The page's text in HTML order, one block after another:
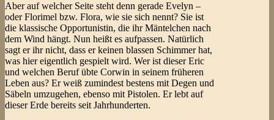
Aber auf welcher Seite steht denn gerade Evelyn –
oder Florimel bzw. Flora, wie sie sich nennt? Sie ist
die klassische Opportunistin, die ihr Mäntelchen nach
dem Wind hängt. Nun heißt es aufpassen. Natürlich
sagt er ihr nicht, dass er keinen blassen Schimmer hat,
was hier eigentlich gespielt wird. Wer ist dieser Eric
und welchen Beruf übte Corwin in seinem früheren
Leben aus? Er weiß zumindest bestens mit Degen und
Säbeln umzugehen, ebenso mit Pistolen. Er lebt auf
dieser Erde bereits seit Jahrhunderten.